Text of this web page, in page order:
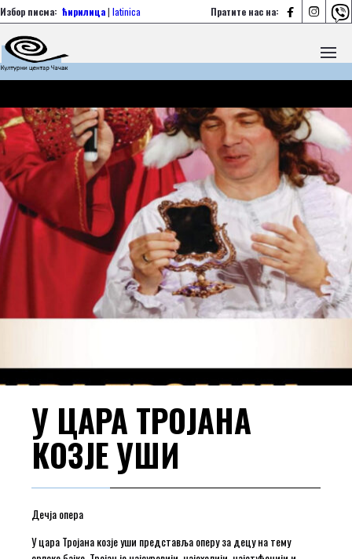
Пратите нас на:   
Избор писма: ћирилица| latinica
У ЦАРА ТРОЈАНА
КОЗЈЕ УШИ
Дечја опера
У цара Тројана козје уши представља оперу за децу на тему